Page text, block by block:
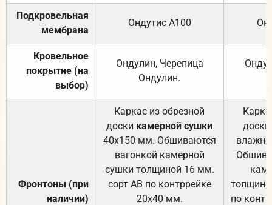
Подкровельная
мембрана
Ондутис А100
Кровельное
покрытие (на
выбор)
Ондулин, Черепица
Ондулин.
Фронтоны (при
наличии)
Каркас из обрезной
доски камерной сушки
40х150 мм. Обшиваются
вагонкой камерной
сушки толщиной 16 мм.
сорт АВ по контррейке
20х40 мм.
доски
по